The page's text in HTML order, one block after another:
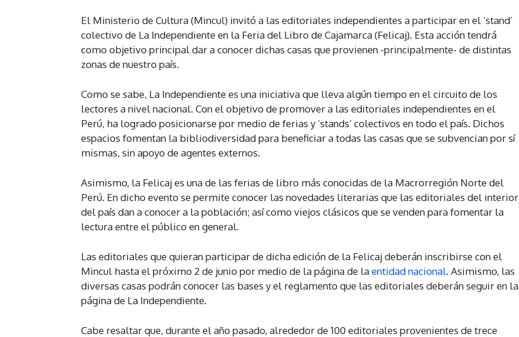
El Ministerio de Cultura (Mincul) invitó a las editoriales independientes a participar en el ‘stand’
colectivo de La Independiente en la Feria del Libro de Cajamarca (Felicaj). Esta acción tendrá
como objetivo principal dar a conocer dichas casas que provienen -principalmente- de distintas
zonas de nuestro país.
Como se sabe, La Independiente es una iniciativa que lleva algún tiempo en el circuito de los
lectores a nivel nacional. Con el objetivo de promover a las editoriales independientes en el
Perú, ha logrado posicionarse por medio de ferias y ‘stands’ colectivos en todo el país. Dichos
espacios fomentan la bibliodiversidad para beneficiar a todas las casas que se subvencian por sí
mismas, sin apoyo de agentes externos.
Asimismo, la Felicaj es una de las ferias de libro más conocidas de la Macrorregión Norte del
Perú. En dicho evento se permite conocer las novedades literarias que las editoriales del interior
del país dan a conocer a la población; así como viejos clásicos que se venden para fomentar la
lectura entre el público en general.
Las editoriales que quieran participar de dicha edición de la Felicaj deberán inscribirse con el
Mincul hasta el próximo 2 de junio por medio de la página de laentidad nacional. Asimismo, las
diversas casas podrán conocer las bases y el reglamento que las editoriales deberán seguir en la
página de La Independiente.
Cabe resaltar que, durante el año pasado, alrededor de 100 editoriales provenientes de trece